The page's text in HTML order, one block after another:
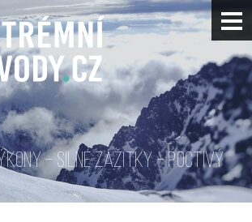
– SILNÉ ZÁŽITKY – POCTIVÝ